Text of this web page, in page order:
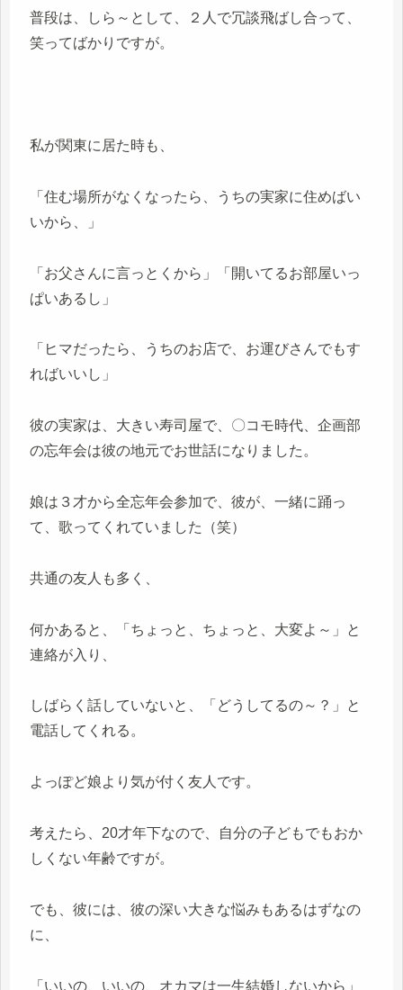
普段は、しら～として、２人で冗談飛ばし合って、
笑ってばかりですが。
私が関東に居た時も、
「住む場所がなくなったら、うちの実家に住めばい
いから、」
「お父さんに言っとくから」「開いてるお部屋いっ
ぱいあるし」
「ヒマだったら、うちのお店で、お運びさんでもす
ればいいし」
彼の実家は、大きい寿司屋で、〇コモ時代、企画部
の忘年会は彼の地元でお世話になりました。
娘は３才から全忘年会参加で、彼が、一緒に踊っ
て、歌ってくれていました（笑）
共通の友人も多く、
何かあると、「ちょっと、ちょっと、大変よ～」と
連絡が入り、
しばらく話していないと、「どうしてるの～？」と
電話してくれる。
よっぽど娘より気が付く友人です。
考えたら、20才年下なので、自分の子どもでもおか
しくない年齢ですが。
でも、彼には、彼の深い大きな悩みもあるはずなの
に、
「いいの、いいの、オカマは一生結婚しないから」